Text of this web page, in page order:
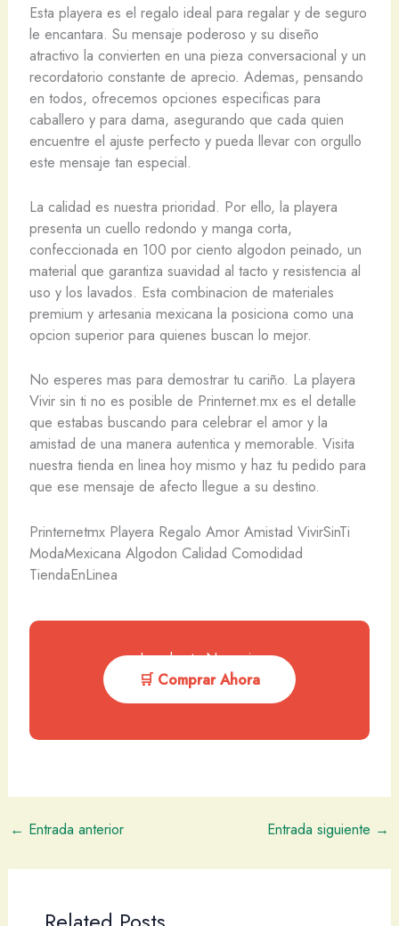
Esta playera es el regalo ideal para regalar y de seguro
le encantara. Su mensaje poderoso y su diseño
atractivo la convierten en una pieza conversacional y un
recordatorio constante de aprecio. Ademas, pensando
en todos, ofrecemos opciones especificas para
caballero y para dama, asegurando que cada quien
encuentre el ajuste perfecto y pueda llevar con orgullo
este mensaje tan especial.
La calidad es nuestra prioridad. Por ello, la playera
presenta un cuello redondo y manga corta,
confeccionada en 100 por ciento algodon peinado, un
material que garantiza suavidad al tacto y resistencia al
uso y los lavados. Esta combinacion de materiales
premium y artesania mexicana la posiciona como una
opcion superior para quienes buscan lo mejor.
No esperes mas para demostrar tu cariño. La playera
Vivir sin ti no es posible de Printernet.mx es el detalle
que estabas buscando para celebrar el amor y la
amistad de una manera autentica y memorable. Visita
nuestra tienda en linea hoy mismo y haz tu pedido para
que ese mensaje de afecto llegue a su destino.
Printernetmx Playera Regalo Amor Amistad VivirSinTi
ModaMexicana Algodon Calidad Comodidad
TiendaEnLinea
Impulsa tu Negocio
🛒 Comprar Ahora
← Entrada anterior Entrada siguiente →